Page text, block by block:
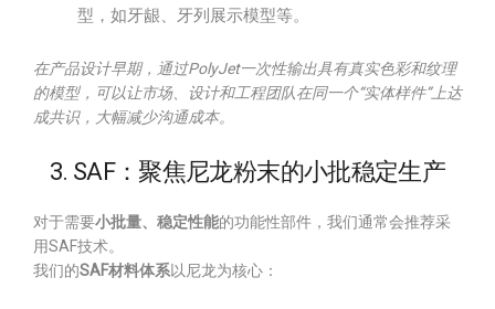
型，如牙龈、牙列展示模型等。
在产品设计早期，通过PolyJet一次性输出具有真实色彩和纹理
的模型，可以让市场、设计和工程团队在同一个“实体样件”上达
成共识，大幅减少沟通成本。
3. SAF：聚焦尼龙粉末的小批稳定生产
对于需要小批量、稳定性能的功能性部件，我们通常会推荐采
用SAF技术。
我们的SAF材料体系以尼龙为核心：